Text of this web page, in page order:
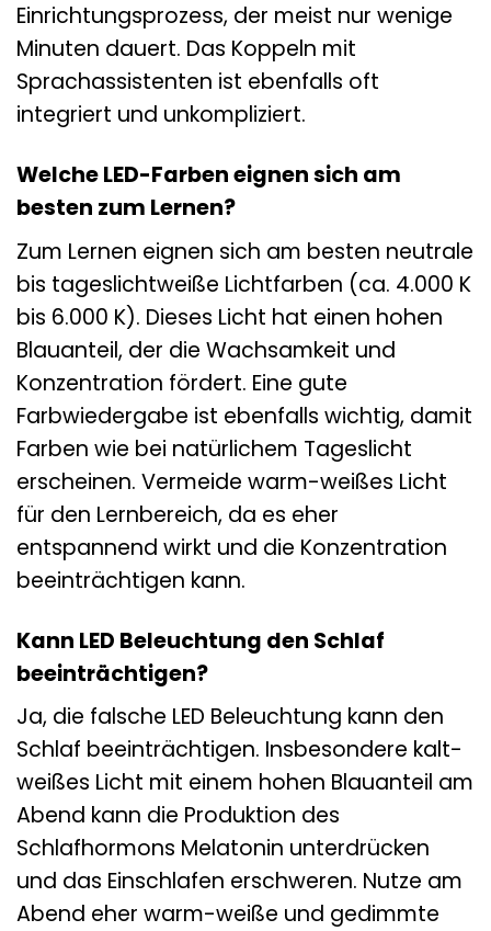
Einrichtungsprozess, der meist nur wenige
Minuten dauert. Das Koppeln mit
Sprachassistenten ist ebenfalls oft
integriert und unkompliziert.
Welche LED-Farben eignen sich am
besten zum Lernen?
Zum Lernen eignen sich am besten neutrale
bis tageslichtweiße Lichtfarben (ca. 4.000 K
bis 6.000 K). Dieses Licht hat einen hohen
Blauanteil, der die Wachsamkeit und
Konzentration fördert. Eine gute
Farbwiedergabe ist ebenfalls wichtig, damit
Farben wie bei natürlichem Tageslicht
erscheinen. Vermeide warm-weißes Licht
für den Lernbereich, da es eher
entspannend wirkt und die Konzentration
beeinträchtigen kann.
Kann LED Beleuchtung den Schlaf
beeinträchtigen?
Ja, die falsche LED Beleuchtung kann den
Schlaf beeinträchtigen. Insbesondere kalt-
weißes Licht mit einem hohen Blauanteil am
Abend kann die Produktion des
Schlafhormons Melatonin unterdrücken
und das Einschlafen erschweren. Nutze am
Abend eher warm-weiße und gedimmte